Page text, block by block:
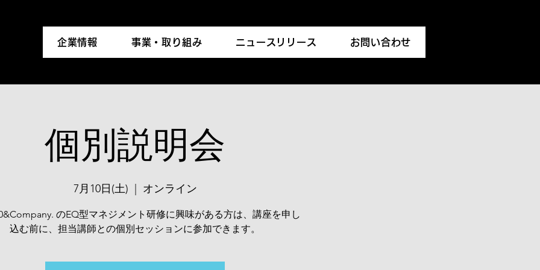
企業情報 事業・取り組み ニュースリリース お問い合わせ
個別説明会
7月10日(土) オンライン
のEQ型マネジメント研修に興味がある方は、講座を申し
込む前に、担当講師との個別セッションに参加できます。